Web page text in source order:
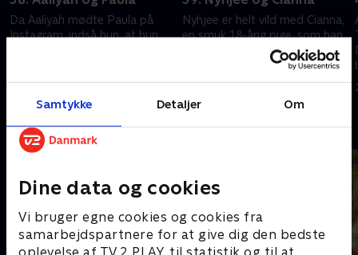
Samtykke Detaljer Om
Dine data og cookies
Vi bruger egne cookies og cookies fra
samarbejdspartnere for at give dig den bedste
oplevelse af TV 2 PLAY, til statistik og til at
Da Aaliyah mødte Paula på
Instagram, indså hun, at hun
Paula, er virkeligheden måske
Nyhjee er helt vild med Cianna,
en smuk 18-årig pige, som han
har givet kærlighed og penge
de sidste to år. Nev og Kamie
er på sagen. Er Cianna
Andre så også